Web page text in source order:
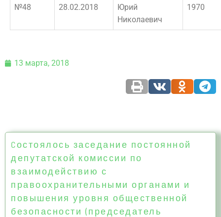
№48 28.02.2018
Юрий
Николаевич
1970
13 марта, 2018
Cостоялось заседание постоянной
депутатской комиссии по
взаимодействию с
правоохранительными органами и
повышения уровня общественной
безопасности (председатель